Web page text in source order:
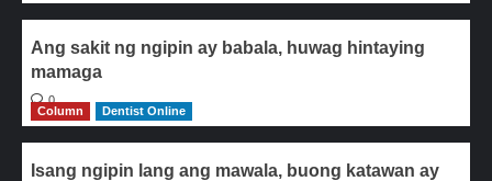
Ang sakit ng ngipin ay babala, huwag hintaying
mamaga
0
Column
Dentist Online
Isang ngipin lang ang mawala, buong katawan ay